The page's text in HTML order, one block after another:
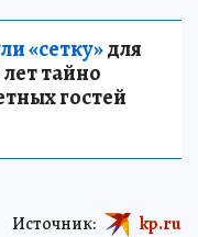
«сетку»для
тайно
гостей
Источник: kp.ru